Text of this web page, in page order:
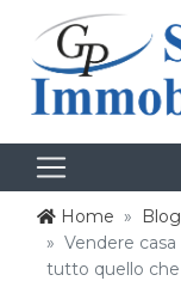
Home
Blog
Vendere
tutto quello che